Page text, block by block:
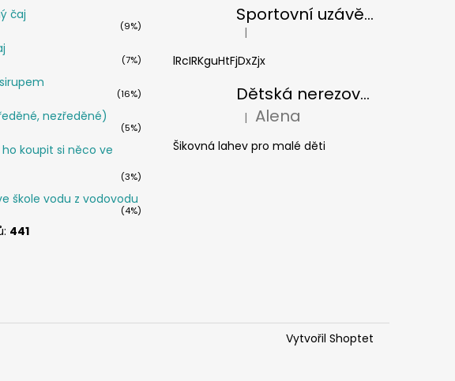
čaj
(9%)
(7%)
(16%)
nezředěné)
(5%)
koupit si něco ve
(3%)
škole vodu z vodovodu
(4%)
441
Sportovní uzávěr na lahve Cheeki classic
Hodnocení produktu je 5 z 5 hvězdiček.
|
lRcIRKguHtFjDxZjx
Dětská nerezová termoláhev s brčkem Cheeki 400 ml - žralok
Hodnocení produktu je 5 z 5 hvězdiček.
| Alena
Šikovná lahev pro malé děti
Vytvořil Shoptet